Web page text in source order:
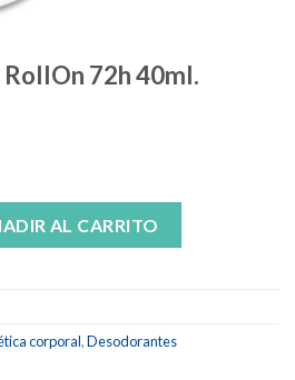
72h 40ml.
40ml. cantidad
AL CARRITO
corporal,Desodorantes